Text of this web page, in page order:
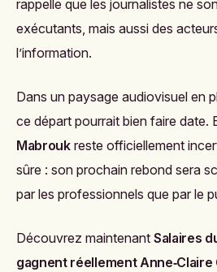
rappelle que les journalistes ne
exécutants, mais aussi des
l’information.
Dans un paysage audiovisuel en
ce départ pourrait bien faire date.
Mabroukreste officiellement
sûre : son prochain rebond sera
par les professionnels que par le
Découvrez maintenant Salaires
gagnent réellement Anne‑Claire